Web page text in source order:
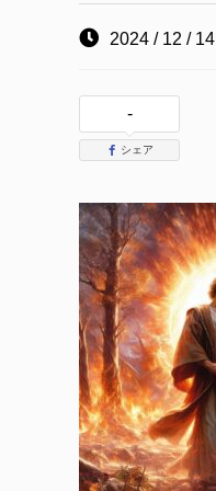
2024 / 12 / 14
-
シェア